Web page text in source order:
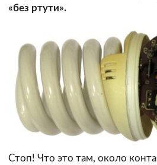
«без ртути».
Стоп! Что это там, около